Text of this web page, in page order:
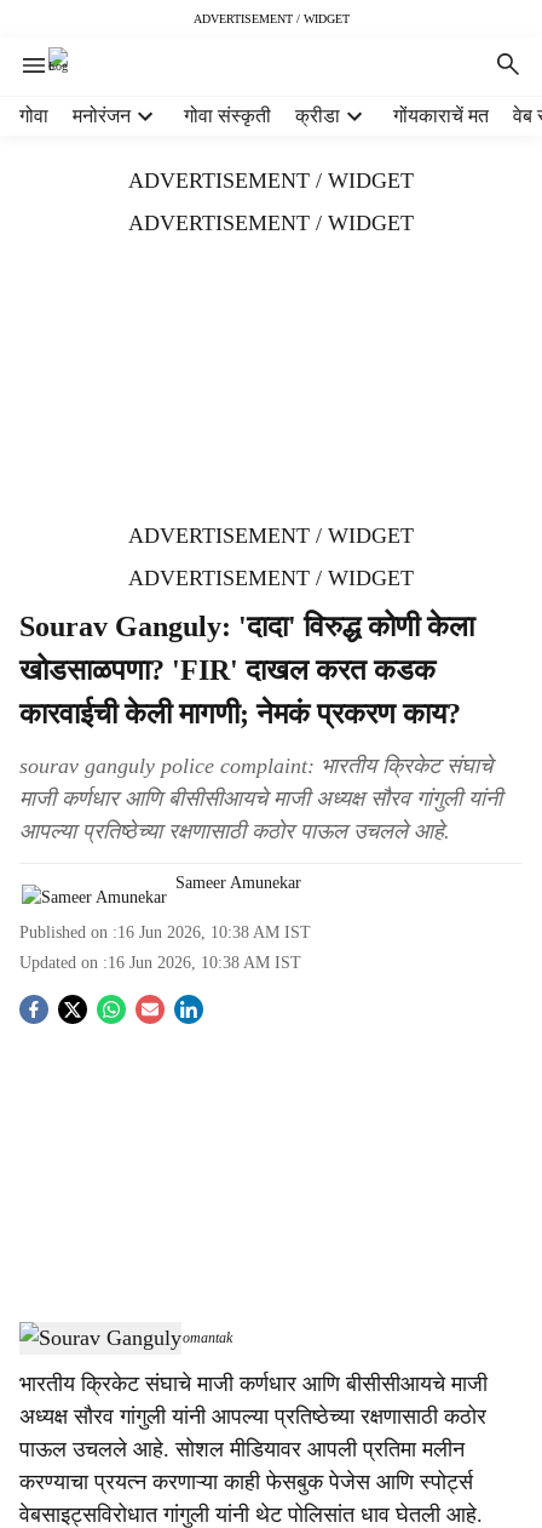
ADVERTISEMENT / WIDGET
गोवा मनोरंजन गोवा संस्कृती क्रीडा गोंयकाराचें मत वेब
ADVERTISEMENT / WIDGET
ADVERTISEMENT / WIDGET
ADVERTISEMENT / WIDGET
ADVERTISEMENT / WIDGET
Sourav Ganguly: 'दादा' विरुद्ध कोणी केला
खोडसाळपणा? 'FIR' दाखल करत कडक
कारवाईची केली मागणी; नेमकं प्रकरण काय?
sourav ganguly police complaint: भारतीय क्रिकेट संघाचे
माजी कर्णधार आणि बीसीसीआयचे माजी अध्यक्ष सौरव गांगुली यांनी
आपल्या प्रतिष्ठेच्या रक्षणासाठी कठोर पाऊल उचलले आहे.
Sameer Amunekar
Published on :16 Jun 2026, 10:38 AM IST
Updated on :16 Jun 2026, 10:38 AM IST
S
a
r
e
Sourav Ganguly -Dainik Gomantak
भारतीय क्रिकेट संघाचे माजी कर्णधार आणि बीसीसीआयचे माजी
अध्यक्ष सौरव गांगुली यांनी आपल्या प्रतिष्ठेच्या रक्षणासाठी कठोर
पाऊल उचलले आहे. सोशल मीडियावर आपली प्रतिमा मलीन
करण्याचा प्रयत्न करणाऱ्या काही फेसबुक पेजेस आणि स्पोर्ट्स
वेबसाइट्सविरोधात गांगुली यांनी थेट पोलिसांत धाव घेतली आहे.